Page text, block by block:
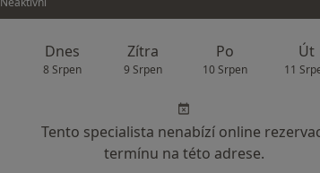
Dnes
8 Srpen
Zítra
9 Srpen
Po
10 Srpen
Út
11
Tento specialista nenabízí online
termínu na této adrese.